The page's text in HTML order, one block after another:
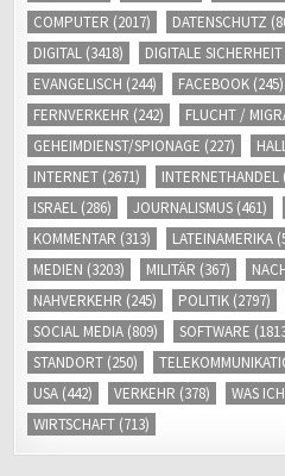
COMPUTER (2017) DATENSCHUTZ
DIGITAL (3418) DIGITALE SICHERHEIT
EVANGELISCH (244) FACEBOOK (245)
FERNVERKEHR (242) FLUCHT /
GEHEIMDIENST/SPIONAGE (227)
INTERNET (2671) INTERNETHANDEL
ISRAEL (286) JOURNALISMUS (461)
KOMMENTAR (313) LATEINAMERIKA
MEDIEN (3203) MILITÄR (367)
NAHVERKEHR (245) POLITIK (2797)
SOCIAL MEDIA (809) SOFTWARE
STANDORT (250)
USA (442) VERKEHR (378) WAS
WIRTSCHAFT (713)